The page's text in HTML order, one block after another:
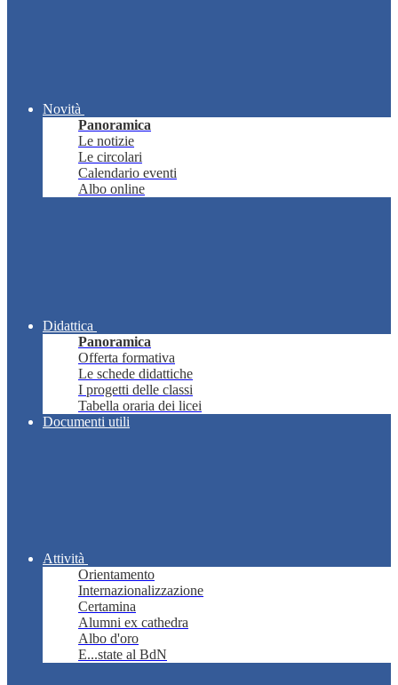
Novità
Panoramica
Le notizie
Le circolari
Calendario eventi
Albo online
Didattica
Panoramica
Offerta formativa
Le schede didattiche
I progetti delle classi
Tabella oraria dei licei
Documenti utili
Attività
Orientamento
Internazionalizzazione
Certamina
Alumni ex cathedra
Albo d'oro
E...state al BdN